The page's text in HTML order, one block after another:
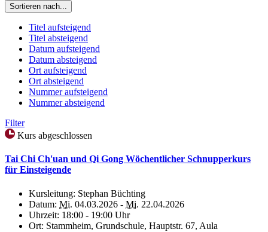
Sortieren nach...
Titel aufsteigend
Titel absteigend
Datum aufsteigend
Datum absteigend
Ort aufsteigend
Ort absteigend
Nummer aufsteigend
Nummer absteigend
Filter
Kurs abgeschlossen
Tai Chi Ch'uan und Qi Gong Wöchentlicher Schnupperkurs
für Einsteigende
Kursleitung: Stephan Büchting
Datum: Mi. 04.03.2026 - Mi. 22.04.2026
Uhrzeit: 18:00 - 19:00 Uhr
Ort: Stammheim, Grundschule, Hauptstr. 67, Aula